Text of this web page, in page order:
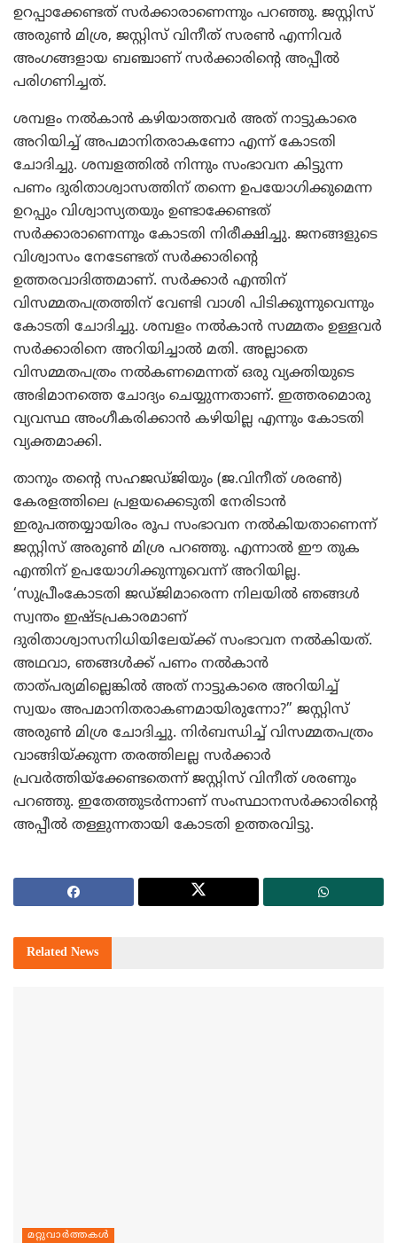
ഉറപ്പാക്കേണ്ടത് സര്‍ക്കാരാണെന്നും പറഞ്ഞു. ജസ്റ്റിസ്
അരുണ്‍ മിശ്ര, ജസ്റ്റിസ് വിനീത് സരണ്‍ എന്നിവര്‍
അംഗങ്ങളായ ബഞ്ചാണ് സര്‍ക്കാരിന്റെ അപ്പീല്‍
പരിഗണിച്ചത്.
ശമ്പളം നല്‍കാന്‍ കഴിയാത്തവര്‍ അത് നാട്ടുകാരെ
അറിയിച്ച് അപമാനിതരാകണോ എന്ന് കോടതി
ചോദിച്ചു. ശമ്പളത്തില്‍ നിന്നും സംഭാവന കിട്ടുന്ന
പണം ദുരിതാശ്വാസത്തിന് തന്നെ ഉപയോഗിക്കുമെന്ന
ഉറപ്പും വിശ്വാസ്യതയും ഉണ്ടാക്കേണ്ടത്
സര്‍ക്കാരാണെന്നും കോടതി നിരീക്ഷിച്ചു. ജനങ്ങളുടെ
വിശ്വാസം നേടേണ്ടത് സര്‍ക്കാരിന്റെ
ഉത്തരവാദിത്തമാണ്. സര്‍ക്കാര്‍ എന്തിന്
വിസമ്മതപത്രത്തിന് വേണ്ടി വാശി പിടിക്കുന്നുവെന്നും
കോടതി ചോദിച്ചു. ശമ്പളം നല്‍കാന്‍ സമ്മതം ഉള്ളവര്‍
സര്‍ക്കാരിനെ അറിയിച്ചാല്‍ മതി. അല്ലാതെ
വിസമ്മതപത്രം നല്‍കണമെന്നത് ഒരു വ്യക്തിയുടെ
അഭിമാനത്തെ ചോദ്യം ചെയ്യുന്നതാണ്. ഇത്തരമൊരു
വ്യവസ്ഥ അംഗീകരിക്കാന്‍ കഴിയില്ല എന്നും കോടതി
വ്യക്തമാക്കി.
താനും തന്റെ സഹജഡ്ജിയും (ജ.വിനീത് ശരണ്‍)
കേരളത്തിലെ പ്രളയക്കെടുതി നേരിടാന്‍
ഇരുപത്തയ്യായിരം രൂപ സംഭാവന നല്‍കിയതാണെന്ന്
ജസ്റ്റിസ് അരുണ്‍ മിശ്ര പറഞ്ഞു. എന്നാല്‍ ഈ തുക
എന്തിന് ഉപയോഗിക്കുന്നുവെന്ന് അറിയില്ല.
‘സുപ്രീംകോടതി ജഡ്ജിമാരെന്ന നിലയില്‍ ഞങ്ങള്‍
സ്വന്തം ഇഷ്ടപ്രകാരമാണ്
ദുരിതാശ്വാസനിധിയിലേയ്ക്ക് സംഭാവന നല്‍കിയത്.
അഥവാ, ഞങ്ങള്‍ക്ക് പണം നല്‍കാന്‍
താത്പര്യമില്ലെങ്കില്‍ അത് നാട്ടുകാരെ അറിയിച്ച്
സ്വയം അപമാനിതരാകണമായിരുന്നോ?” ജസ്റ്റിസ്
അരുണ്‍ മിശ്ര ചോദിച്ചു. നിര്‍ബന്ധിച്ച് വിസമ്മതപത്രം
വാങ്ങിയ്ക്കുന്ന തരത്തിലല്ല സര്‍ക്കാര്‍
പ്രവര്‍ത്തിയ്‌ക്കേണ്ടതെന്ന് ജസ്റ്റിസ് വിനീത് ശരണും
പറഞ്ഞു. ഇതേത്തുടര്‍ന്നാണ് സംസ്ഥാനസര്‍ക്കാരിന്റെ
അപ്പീല്‍ തള്ളുന്നതായി കോടതി ഉത്തരവിട്ടു.
Related News
മറ്റുവാര്‍ത്തകള്‍